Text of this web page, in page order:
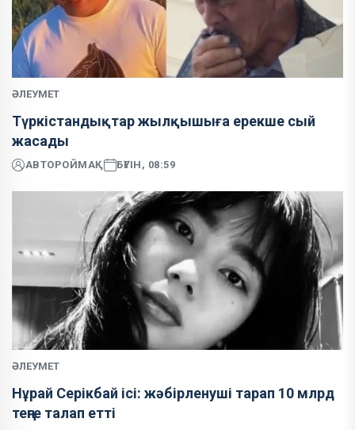
ӘЛЕУМЕТ
Түркістандықтар жылқышыға ерекше сый
жасады
АВТОРОЙМАҚ БҮГІН, 08:59
ӘЛЕУМЕТ
Нұрай Серікбай ісі: жәбірленуші тарап 10 млрд
теңге талап етті